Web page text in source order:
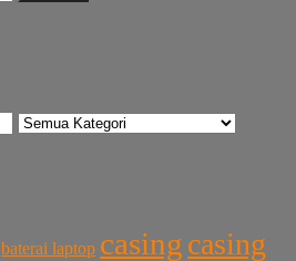
baterai laptop casing casing